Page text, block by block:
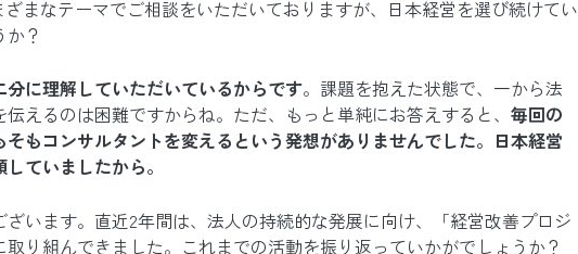
ざまなテーマでご相談をいただいておりますが、日本経営を選び続けてい
？
分に理解していただいているからです。課題を抱えた状態で、一から法
えるのは困難ですからね。ただ、もっと単純にお答えすると、 毎回の
もコンサルタントを変えるという発想がありませんでした。日本経営
ていましたから。
います。直近2年間は、法人の持続的な発展に向け、「経営改善プロジ
り組んできました。これまでの活動を振り返っていかがでしょうか？